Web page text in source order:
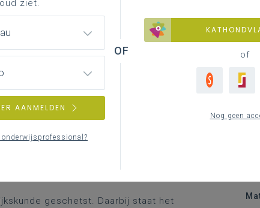
Visie
Vlaanderen op
van de Vlaamse overheid bij de nieuwe
houvast bij het begrijpen en uitvoeren
door de onderliggende keuzes en
is onderdeel van
geschetst. Daarbij staat het
of
Nog geen
ziet.
AANMELDEN
onderwijsprofessional?